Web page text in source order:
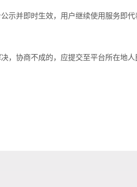
并即时生效，用户继续使用服务即代
，协商不成的，应提交至平台所在地人